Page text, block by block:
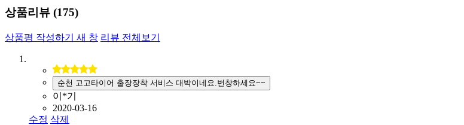
상품리뷰 (175)
상품평 작성하기 새 창 리뷰 전체보기
순천 고고타이어 출장장착 서비스 대박이네요.번창하세요~~
이*기
2020-03-16
수정 삭제